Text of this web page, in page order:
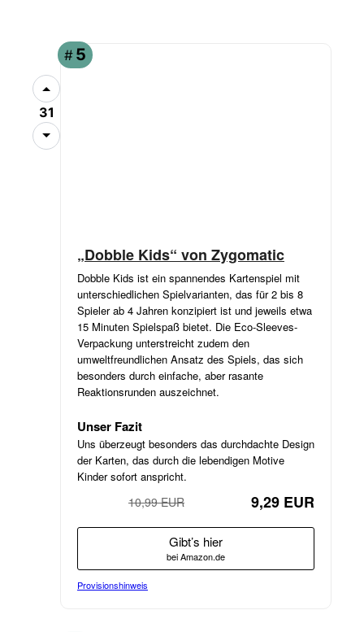
# 5
31
„Dobble Kids“ von Zygomatic
Dobble Kids ist ein spannendes Kartenspiel mit
unterschiedlichen Spielvarianten, das für 2 bis 8
Spieler ab 4 Jahren konzipiert ist und jeweils etwa
15 Minuten Spielspaß bietet. Die Eco-Sleeves-
Verpackung unterstreicht zudem den
umweltfreundlichen Ansatz des Spiels, das sich
besonders durch einfache, aber rasante
Reaktionsrunden auszeichnet.
Unser Fazit
Uns überzeugt besonders das durchdachte Design
der Karten, das durch die lebendigen Motive
Kinder sofort anspricht.
10,99 EUR 9,29 EUR
Gibt’s hier
bei Amazon.de
Provisionshinweis